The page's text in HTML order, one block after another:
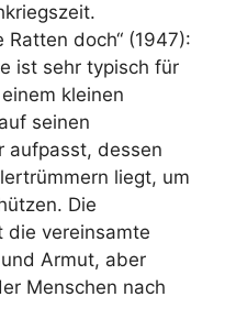
Ratten doch“ (1947):
ist sehr typisch für
kleinen
seinen
aufpasst, dessen
liegt, um
Die
die vereinsamte
Armut, aber
Menschen nach